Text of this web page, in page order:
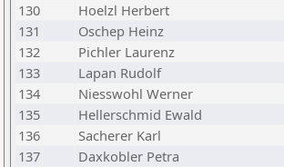
130
Hoelzl Herbert
131
Oschep Heinz
132
Pichler Laurenz
133
Lapan Rudolf
134
Niesswohl Werner
135
Hellerschmid Ewald
136
Sacherer Karl
137
Daxkobler Petra